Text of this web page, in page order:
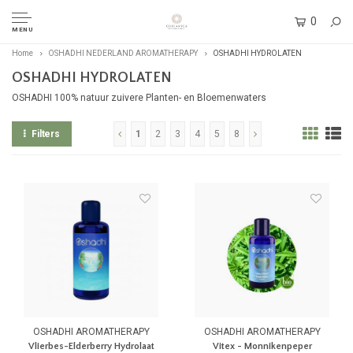
MENU
0
Home OSHADHI NEDERLAND AROMATHERAPY OSHADHI HYDROLATEN
OSHADHI HYDROLATEN
OSHADHI 100% natuur zuivere Planten- en Bloemenwaters
Filters 1 2 3 4 5 8
OSHADHI AROMATHERAPY
Vlierbes-Elderberry Hydrolaat
OSHADHI AROMATHERAPY
Vitex - Monnikenpeper